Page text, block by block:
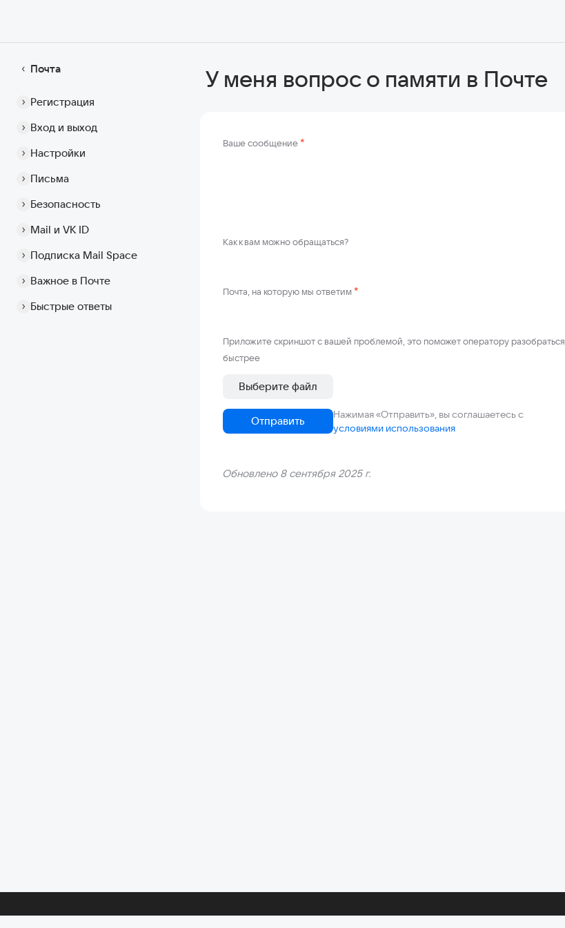
Почта
Регистрация
Вход и выход
Настройки
Письма
Безопасность
Mail и VK ID
Подписка Mail Space
Важное в Почте
Быстрые ответы
У меня вопрос о памяти в Почте
Ваше сообщение*
Как к вам можно обращаться?
Почта, на которую мы ответим*
Приложите скриншот с вашей проблемой, это поможет оператору разобраться
быстрее
Выберите файл
Отправить
Нажимая «Отправить», вы соглашаетесь с
условиями использования
Обновлено 8 сентября 2025 г.